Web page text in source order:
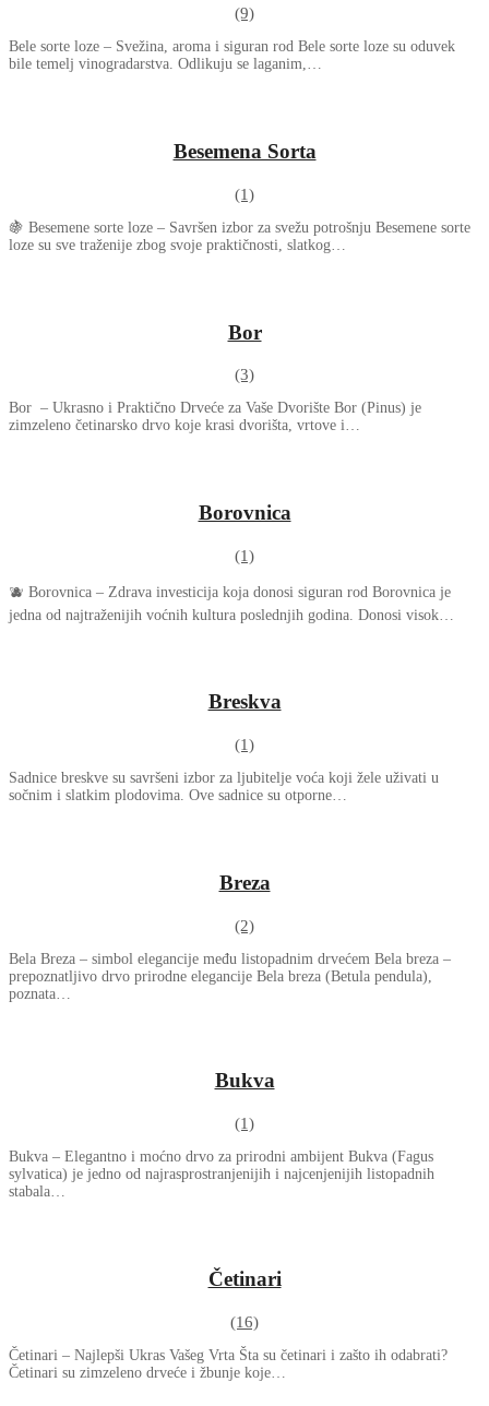
(9)
Bele sorte loze – Svežina, aroma i siguran rod Bele sorte loze su oduvek
bile temelj vinogradarstva. Odlikuju se laganim,…
Besemena Sorta
(1)
🍇 Besemene sorte loze – Savršen izbor za svežu potrošnju Besemene sorte
loze su sve traženije zbog svoje praktičnosti, slatkog…
Bor
(3)
Bor – Ukrasno i Praktično Drveće za Vaše Dvorište Bor (Pinus) je
zimzeleno četinarsko drvo koje krasi dvorišta, vrtove i…
Borovnica
(1)
🫐 Borovnica – Zdrava investicija koja donosi siguran rod Borovnica je
jedna od najtraženijih voćnih kultura poslednjih godina. Donosi visok…
Breskva
(1)
Sadnice breskve su savršeni izbor za ljubitelje voća koji žele uživati u
sočnim i slatkim plodovima. Ove sadnice su otporne…
Breza
(2)
Bela Breza – simbol elegancije među listopadnim drvećem Bela breza –
prepoznatljivo drvo prirodne elegancije Bela breza (Betula pendula),
poznata…
Bukva
(1)
Bukva – Elegantno i moćno drvo za prirodni ambijent Bukva (Fagus
sylvatica) je jedno od najrasprostranjenijih i najcenjenijih listopadnih
stabala…
Četinari
(16)
Četinari – Najlepši Ukras Vašeg Vrta Šta su četinari i zašto ih odabrati?
Četinari su zimzeleno drveće i žbunje koje…